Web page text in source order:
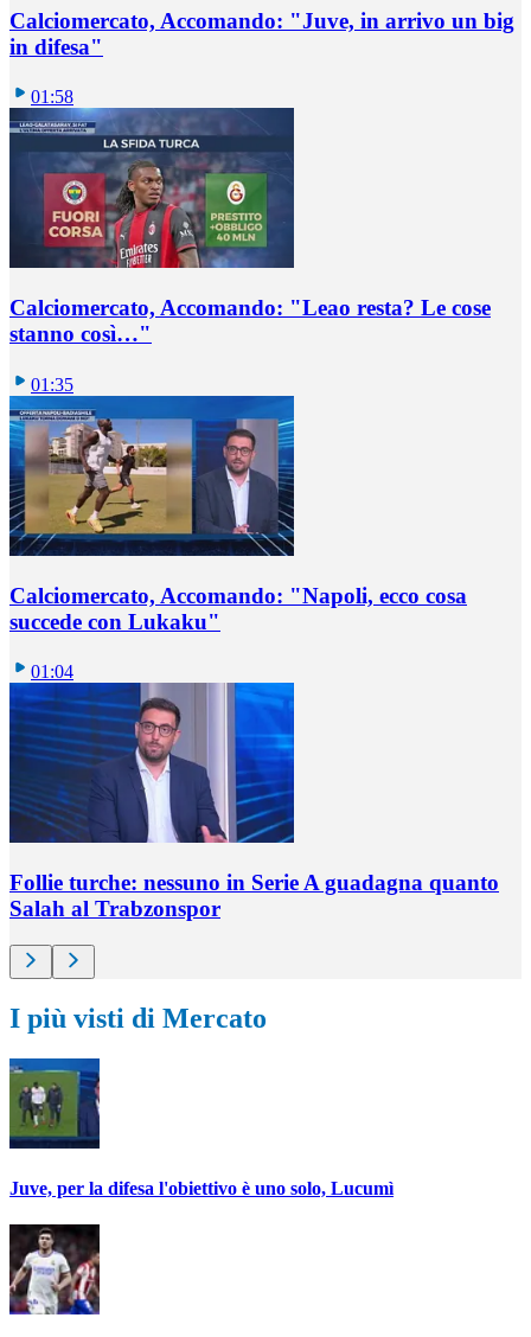
Calciomercato, Accomando: "Juve, in arrivo un big
in difesa"
01:58
Calciomercato, Accomando: "Leao resta? Le cose
stanno così…"
01:35
Calciomercato, Accomando: "Napoli, ecco cosa
succede con Lukaku"
01:04
Follie turche: nessuno in Serie A guadagna quanto
Salah al Trabzonspor
I più visti di Mercato
Juve, per la difesa l'obiettivo è uno solo, Lucumì